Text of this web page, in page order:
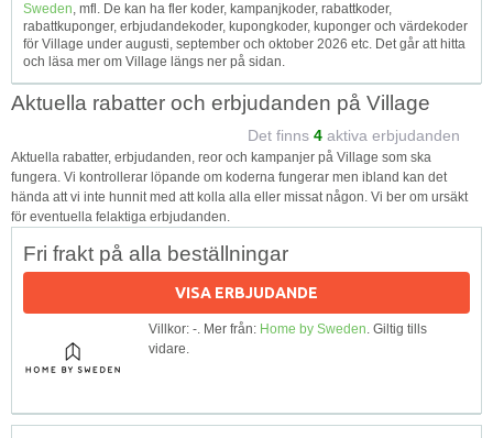
Sweden, mfl. De kan ha fler koder, kampanjkoder, rabattkoder,
rabattkuponger, erbjudandekoder, kupongkoder, kuponger och värdekoder
för Village under augusti, september och oktober 2026 etc. Det går att hitta
och läsa mer om Village längs ner på sidan.
Aktuella rabatter och erbjudanden på Village
Det finns 4 aktiva erbjudanden
Aktuella rabatter, erbjudanden, reor och kampanjer på Village som ska
fungera. Vi kontrollerar löpande om koderna fungerar men ibland kan det
hända att vi inte hunnit med att kolla alla eller missat någon. Vi ber om ursäkt
för eventuella felaktiga erbjudanden.
Fri frakt på alla beställningar
VISA ERBJUDANDE
Villkor: -. Mer från: Home by Sweden. Giltig tills
vidare.